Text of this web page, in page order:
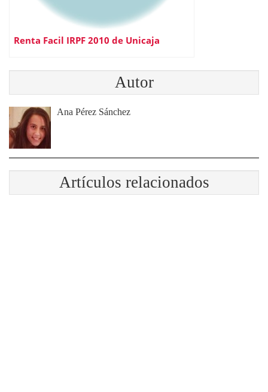
Renta Facil IRPF 2010 de Unicaja
Autor
Ana Pérez Sánchez
Artículos relacionados